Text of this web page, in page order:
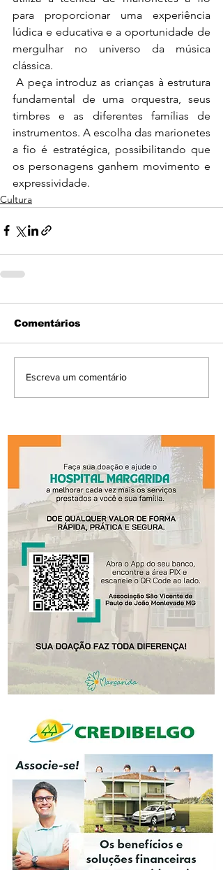
para proporcionar uma experiência
lúdica e educativa e a oportunidade de
mergulhar no universo da música
clássica.
A peça introduz as crianças à estrutura
fundamental de uma orquestra, seus
timbres e as diferentes famílias de
instrumentos. A escolha das marionetes
a fio é estratégica, possibilitando que
os personagens ganhem movimento e
expressividade.
Cultura
Comentários
Escreva um comentário